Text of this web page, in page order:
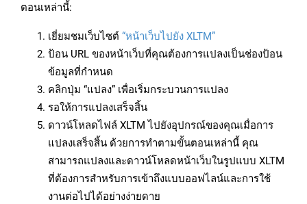
ตอนเหล่านี้:
เยี่ยมชมเว็บไซต์ “หน้าเว็บไปยัง XLTM”
ป้อน URL ของหน้าเว็บที่คุณต้องการแปลงเป็นช่องป้อน
ข้อมูลที่กำหนด
คลิกปุ่ม “แปลง” เพื่อเริ่มกระบวนการแปลง
รอให้การแปลงเสร็จสิ้น
ดาวน์โหลดไฟล์ XLTM ไปยังอุปกรณ์ของคุณเมื่อการ
แปลงเสร็จสิ้น ด้วยการทำตามขั้นตอนเหล่านี้ คุณ
สามารถแปลงและดาวน์โหลดหน้าเว็บในรูปแบบ XLTM
ที่ต้องการสำหรับการเข้าถึงแบบออฟไลน์และการใช้
งานต่อไปได้อย่างง่ายดาย